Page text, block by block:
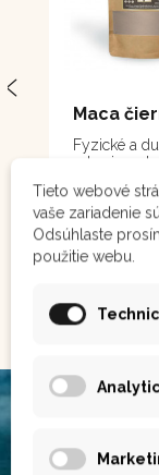
Fyzické a
zdravie,
Tieto webové
vaše zariadenie
Odsúhlaste
použitie webu.